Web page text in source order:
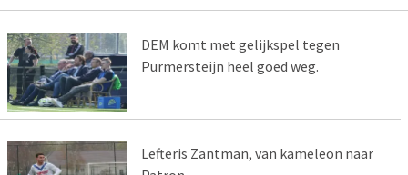
DEM komt met gelijkspel tegen
Purmersteijn heel goed weg.
Lefteris Zantman, van kameleon naar